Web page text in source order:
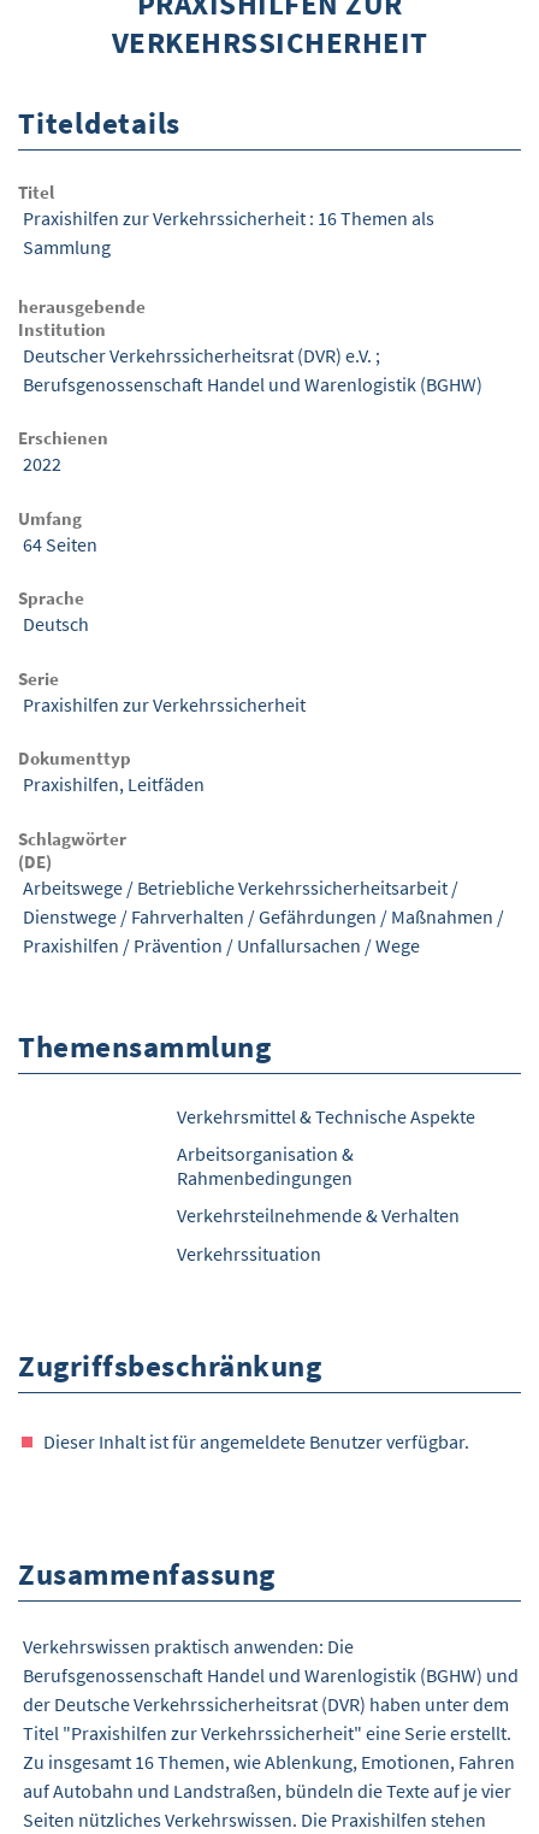
ÜBER WISOM
FRAGEN UND ANTWORTEN
VERKEHRSSICHERHEIT
Titeldetails
Titel
Praxishilfen zur Verkehrssicherheit : 16 Themen als
Sammlung
herausgebende
Institution
Deutscher Verkehrssicherheitsrat (DVR) e.V. ;
Berufsgenossenschaft Handel und Warenlogistik (BGHW)
Erschienen
2022
Umfang
64 Seiten
Sprache
Deutsch
Serie
Praxishilfen zur Verkehrssicherheit
Dokumenttyp
Praxishilfen, Leitfäden
Schlagwörter
(DE)
Arbeitswege / Betriebliche Verkehrssicherheitsarbeit /
Dienstwege / Fahrverhalten /Gefährdungen / Maßnahmen /
Praxishilfen / Prävention / Unfallursachen /Wege
Themensammlung
Verkehrsmittel & Technische Aspekte
Arbeitsorganisation &
Rahmenbedingungen
Verkehrsteilnehmende & Verhalten
Verkehrssituation
Zugriffsbeschränkung
Dieser Inhalt ist für angemeldete Benutzer verfügbar.
Zusammenfassung
Verkehrswissen praktisch anwenden: Die
Berufsgenossenschaft Handel und Warenlogistik (BGHW) und
der Deutsche Verkehrssicherheitsrat (DVR) haben unter dem
Titel "Praxishilfen zur Verkehrssicherheit" eine Serie erstellt.
Zu insgesamt 16 Themen, wie Ablenkung, Emotionen, Fahren
auf Autobahn und Landstraßen, bündeln die Texte auf je vier
Seiten nützliches Verkehrswissen. Die Praxishilfen stehen